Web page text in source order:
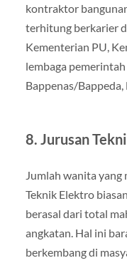
kontraktor
terhitung berkarier
Kementerian PU,
lembaga
Bappenas/
8. Jurusan
Jumlah wanita yang
Teknik Elektro
berasal dari total
angkatan. Hal ini
berkembang di